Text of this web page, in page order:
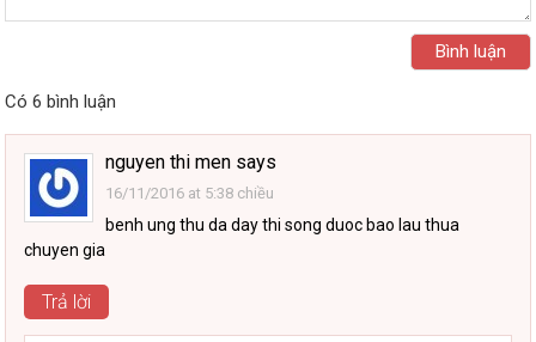
Có 6 bình luận
nguyen thi men says
16/11/2016 at 5:38 chiều
benh ung thu da day thi song duoc bao lau thua
chuyen gia
Trả lời